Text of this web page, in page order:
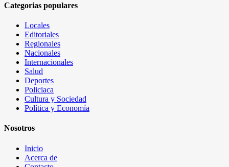
Categorias populares
Locales
Editoriales
Regionales
Nacionales
Internacionales
Salud
Deportes
Policiaca
Cultura y Sociedad
Política y Economía
Nosotros
Inicio
Acerca de